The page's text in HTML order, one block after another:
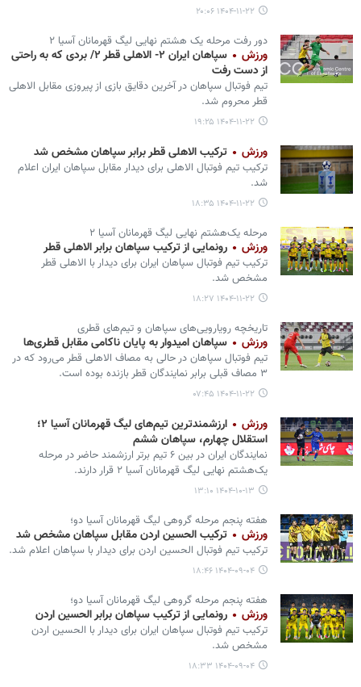
۱۴۰۴-۱۱-۲۲ ۲۰:۰۶
دور رفت مرحله یک هشتم نهایی لیگ قهرمانان آسیا ۲
ورزش
سپاهان ایران ۲- الاهلی قطر ۲/ بردی که به راحتی
از دست رفت
تیم فوتبال سپاهان در آخرین دقایق بازی از پیروزی مقابل الاهلی
قطر محروم شد.
۱۴۰۴-۱۱-۲۲ ۱۹:۲۵
ورزش ترکیب الاهلی قطر برابر سپاهان مشخص شد
ترکیب تیم فوتبال الاهلی برای دیدار مقابل سپاهان ایران اعلام
شد.
۱۴۰۴-۱۱-۲۲ ۱۸:۳۵
مرحله یک‌هشتم نهایی لیگ قهرمانان آسیا ۲
ورزش رونمایی از ترکیب سپاهان برابر الاهلی قطر
ترکیب تیم فوتبال سپاهان ایران برای دیدار با الاهلی قطر
مشخص شد.
۱۴۰۴-۱۱-۲۲ ۱۸:۲۷
تاریخچه رویارویی‌های سپاهان و تیم‌های قطری
ورزش سپاهان امیدوار به پایان ناکامی مقابل قطری‌ها
تیم فوتبال سپاهان در حالی به مصاف الاهلی قطر می‌رود که در
۳ مصاف قبلی برابر نمایندگان قطر بازنده بوده است.
۱۴۰۴-۱۱-۲۲ ۰۷:۴۵
ورزش
ارزشمندترین تیم‌های لیگ قهرمانان آسیا ۲؛
استقلال چهارم، سپاهان ششم
نمایندگان ایران در بین ۶ تیم برتر ارزشمند حاضر در مرحله
یک‌هشتم نهایی لیگ قهرمانان آسیا ۲ قرار دارند.
۱۴۰۴-۱۰-۱۳ ۱۳:۱۰
هفته پنجم مرحله گروهی لیگ قهرمانان آسیا دو؛
ورزش ترکیب الحسین اردن مقابل سپاهان مشخص شد
ترکیب تیم فوتبال الحسین اردن برای دیدار با سپاهان اعلام شد.
۱۴۰۴-۰۹-۰۴ ۱۸:۴۶
هفته پنجم مرحله گروهی لیگ قهرمانان آسیا دو؛
ورزش رونمایی از ترکیب سپاهان برابر الحسین اردن
ترکیب تیم فوتبال سپاهان ایران برای دیدار با الحسین اردن
مشخص شد.
۱۴۰۴-۰۹-۰۴ ۱۸:۳۳